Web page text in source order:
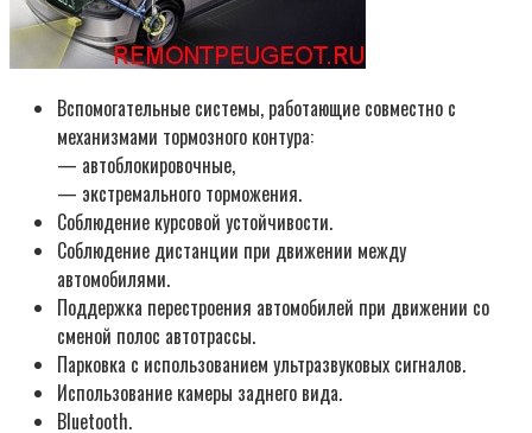
Вспомогательные системы, работающие совместно с
механизмами тормозного контура:
— автоблокировочные,
— экстремального торможения.
Соблюдение курсовой устойчивости.
Соблюдение дистанции при движении между
автомобилями.
Поддержка перестроения автомобилей при движении со
сменой полос автотрассы.
Парковка с использованием ультразвуковых сигналов.
Использование камеры заднего вида.
Bluetooth.